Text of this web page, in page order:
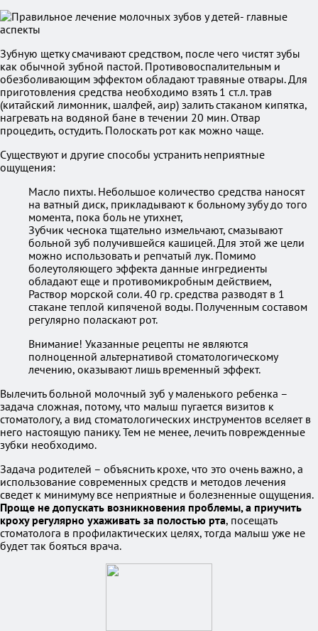
Зубную щетку смачивают средством, после чего чистят зубы
как обычной зубной пастой. Противовоспалительным и
обезболивающим эффектом обладают травяные отвары. Для
приготовления средства необходимо взять 1 ст.л. трав
(китайский лимонник, шалфей, аир) залить стаканом кипятка,
нагревать на водяной бане в течении 20 мин. Отвар
процедить, остудить. Полоскать рот как можно чаще.
Существуют и другие способы устранить неприятные
ощущения:
Масло пихты. Небольшое количество средства наносят
на ватный диск, прикладывают к больному зубу до того
момента, пока боль не утихнет,
Зубчик чеснока тщательно измельчают, смазывают
больной зуб получившейся кашицей. Для этой же цели
можно использовать и репчатый лук. Помимо
болеутоляющего эффекта данные ингредиенты
обладают еще и противомикробным действием,
Раствор морской соли. 40 гр. средства разводят в 1
стакане теплой кипяченой воды. Полученным составом
регулярно поласкают рот.
Внимание! Указанные рецепты не являются
полноценной альтернативой стоматологическому
лечению, оказывают лишь временный эффект.
Вылечить больной молочный зуб у маленького ребенка –
задача сложная, потому, что малыш пугается визитов к
стоматологу, а вид стоматологических инструментов вселяет в
него настоящую панику. Тем не менее, лечить поврежденные
зубки необходимо.
Задача родителей – объяснить крохе, что это очень важно, а
использование современных средств и методов лечения
сведет к минимуму все неприятные и болезненные ощущения.
Проще не допускать возникновения проблемы, а приучить
кроху регулярно ухаживать за полостью рта, посещать
стоматолога в профилактических целях, тогда малыш уже не
будет так бояться врача.